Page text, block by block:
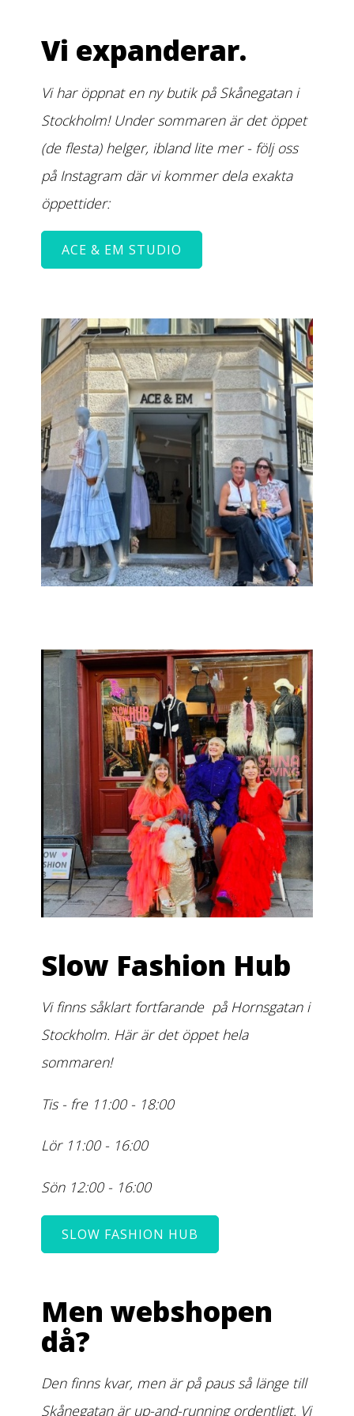
Vi expanderar.
Vi har öppnat en ny butik på Skånegatan i
Stockholm! Under sommaren är det öppet
(de flesta) helger, ibland lite mer - följ oss
på Instagram där vi kommer dela exakta
öppettider:
ACE & EM STUDIO
Slow Fashion Hub
Vi finns såklart fortfarande på Hornsgatan i
Stockholm. Här är det öppet hela
sommaren!
Tis - fre 11:00 - 18:00
Lör 11:00 - 16:00
Sön 12:00 - 16:00
SLOW FASHION HUB
Men webshopen
då?
Den finns kvar, men är på paus så länge till
Skånegatan är up-and-running ordentligt. Vi